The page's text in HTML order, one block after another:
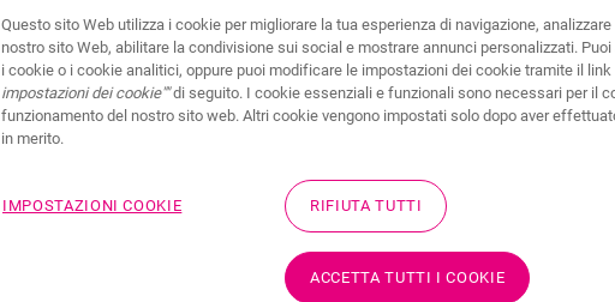
Non sei sicuro che
tue esigenze?
Questo sito Web utilizza i cookie per migliorare la tua esperienza di navigazione,
nostro sito Web, abilitare la condivisione sui social e mostrare annunci personalizzati.
i cookie o i cookie analitici, oppure puoi modificare le impostazioni dei cookie tramite il link
impostazioni dei cookie""di seguito. I cookie essenziali e funzionali sono necessari per il
funzionamento del nostro sito web. Altri cookie vengono impostati solo dopo aver
in merito.
IMPOSTAZIONI COOKIE RIFIUTA TUTTI
ACCETTA TUTTI I COOKIE